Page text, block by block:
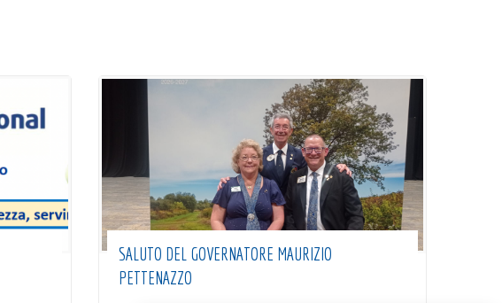
SALUTO DEL GOVERNATORE MAURIZIO
PETTENAZZO